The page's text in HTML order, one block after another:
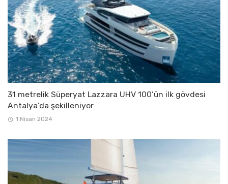
31 metrelik Süperyat Lazzara UHV 100’ün ilk gövdesi
Antalya’da şekilleniyor
1 Nisan 2024